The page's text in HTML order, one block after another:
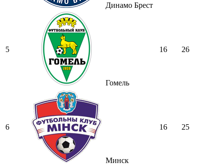
Динамо Брест
5
Гомель
16 26
6
Минск
16 25